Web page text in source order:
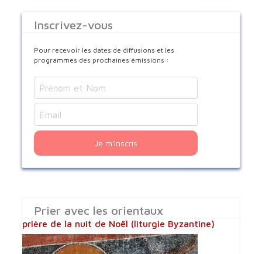
Inscrivez-vous
Pour recevoir les dates de diffusions et les
programmes des prochaines émissions :
Je m'inscris
Prier avec les orientaux
prière de la nuit de Noël (liturgie Byzantine)